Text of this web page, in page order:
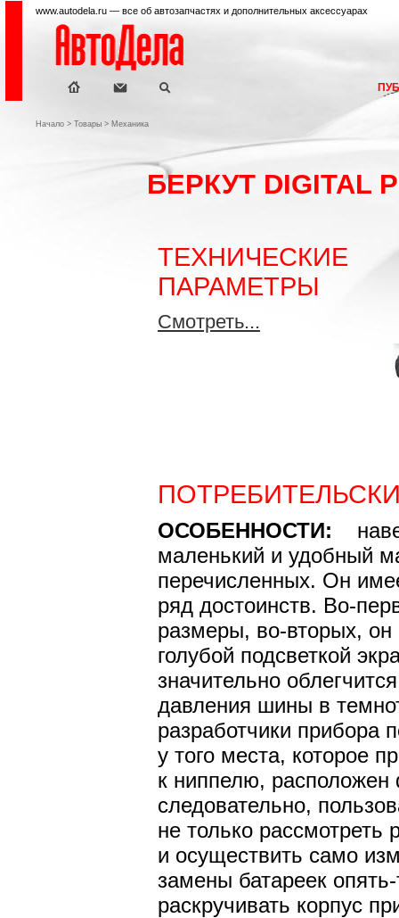
www.autodela.ru — все об автозапчастях и дополнительных аксессуарах
Начало > Товары > Механика
БЕРКУТ DIGITAL
ТЕХНИЧЕСКИЕ
ПАРАМЕТРЫ
Смотреть...
ОСОБЕННОСТИ:
маленький и удобный
перечисленных. Он
ряд достоинств. Во-
размеры, во-вторых, он
голубой подсветкой
значительно
давления шины в
разработчики
у того места, которое
к ниппелю, расположен
следовательно,
не только рассмотреть
и осуществить само
замены батареек
раскручивать корпус